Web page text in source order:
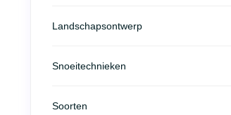
Landschapsontwerp
Snoeitechnieken
Soorten